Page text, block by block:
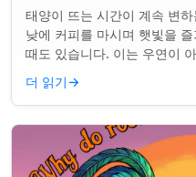
태양이 뜨는 시간이 계속 변
낮에 커피를 마시며 햇빛을
때도 있습니다. 이는 우연이
이 아니며 계절과 지구상의 ...
더 읽기→